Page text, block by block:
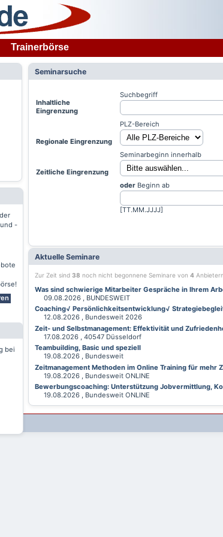
Trainerbörse
-
bei
Seminarsuche
Inhaltliche
Eingrenzung
Suchbegriff
Regionale Eingrenzung
PLZ-Bereich
Zeitliche Eingrenzung
Seminarbeginn innerhalb
oder Beginn ab
[TT.MM.JJJJ]
Aktuelle Seminare
Zur Zeit sind 38 noch nicht begonnene Seminare von 4
Was sind schwierige Mitarbeiter Gespräche in Ihrem
09.08.2026 , BUNDESWEIT
Coaching√ Persönlichkeitsentwicklung√
12.08.2026 , Bundesweit 2026
Zeit- und Selbstmanagement: Effektivität und
17.08.2026 , 40547 Düsseldorf
Teambuilding, Basic und speziell
19.08.2026 , Bundesweit
Zeitmanagement Methoden im Online Training für mehr
19.08.2026 , Bundesweit ONLINE
Bewerbungscoaching: Unterstützung Jobvermittlung,
19.08.2026 , Bundesweit ONLINE